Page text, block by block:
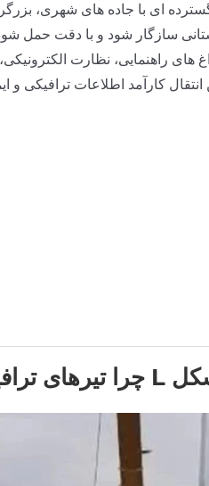
ای با جاده های شهری،
سازگار شود و با دقت حمل
های راهنمایی، نظارت
کارآمد اطلاعات ترافیکی و